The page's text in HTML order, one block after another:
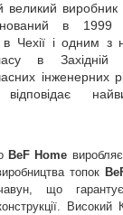
великий виробник
в 1999
Чехії іодним з
в Західній
інженерних
відповідає
BeF Home
топок
що
конструкції.